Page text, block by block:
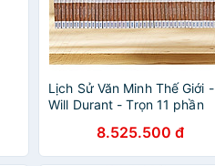
Lịch Sử Văn Minh Thế Giới -
Will Durant - Trọn 11 phần
8.525.500 đ